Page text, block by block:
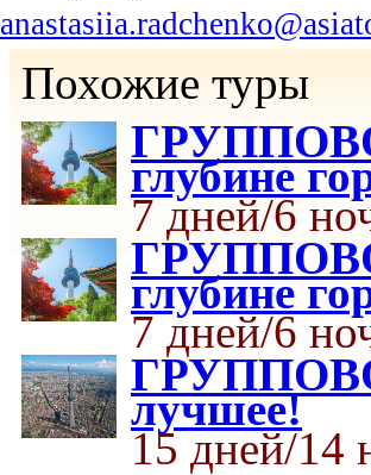
Похожие туры
глубине
7 дней/6
глубине
7 дней/6
лучшее!
15 дней/14